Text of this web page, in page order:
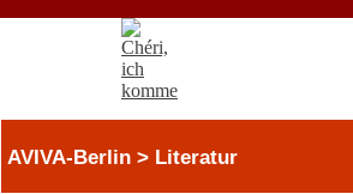
AVIVA-Berlin > Literatur